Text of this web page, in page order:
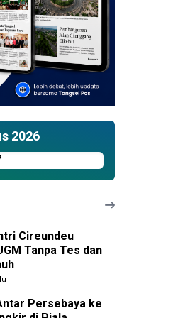
2026
Cireundeu
Tanpa Tes dan
Persebaya ke